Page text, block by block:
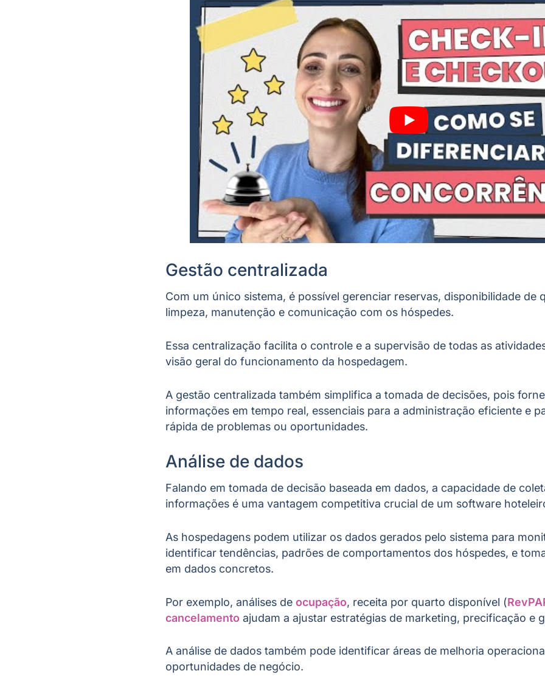
Gestão centralizada
Com um único sistema, é possível gerenciar reservas, disponibilidade de
limpeza, manutenção e comunicação com os hóspedes.
Essa centralização facilita o controle e a supervisão de todas as
visão geral do funcionamento da hospedagem.
A gestão centralizada também simplifica a tomada de decisões, pois
informações em tempo real, essenciais para a administração eficiente e
rápida de problemas ou oportunidades.
Análise de dados
Falando em tomada de decisão baseada em dados, a capacidade de
informações é uma vantagem competitiva crucial de um software
As hospedagens podem utilizar os dados gerados pelo sistema para
identificar tendências, padrões de comportamentos dos hóspedes, e
em dados concretos.
Por exemplo, análises de ocupação, receita por quarto disponível (
cancelamento ajudam a ajustar estratégias de marketing, precificação e
A análise de dados também pode identificar áreas de melhoria
oportunidades de negócio.